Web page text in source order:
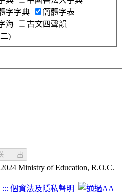
字字典
簡體字表
海
古文四聲韻
)
出
Ministry of Education, R.O.C.
::: 個資法及隱私聲明 |